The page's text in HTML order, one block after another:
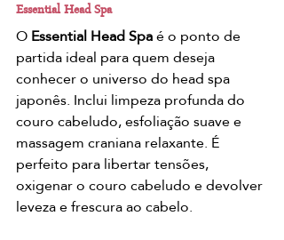
Essential Head Spa
O Essential Head Spa é o ponto de
partida ideal para quem deseja
conhecer o universo do head spa
japonês. Inclui limpeza profunda do
couro cabeludo, esfoliação suave e
massagem craniana relaxante. É
perfeito para libertar tensões,
oxigenar o couro cabeludo e devolver
leveza e frescura ao cabelo.